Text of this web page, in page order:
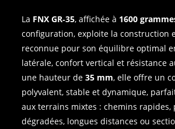
La FNX GR‑35, affichée à 1600
configuration, exploite la construction
reconnue pour son équilibre optimal
latérale, confort vertical et résistance
une hauteur de35 mm, elle offre un
polyvalent, stable et dynamique,
aux terrains mixtes : chemins rapides,
dégradées, longues distances ou